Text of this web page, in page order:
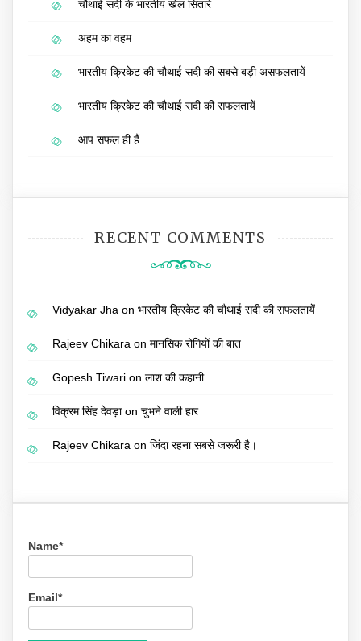
चौथाई सदी के भारतीय खेल सितारे
अहम का वहम
भारतीय क्रिकेट की चौथाई सदी की सबसे बड़ी असफलतायें
भारतीय क्रिकेट की चौथाई सदी की सफलतायें
आप सफल ही हैं
RECENT COMMENTS
Vidyakar Jha on भारतीय क्रिकेट की चौथाई सदी की सफलतायें
Rajeev Chikara on मानसिक रोगियों की बात
Gopesh Tiwari on लाश की कहानी
विक्रम सिंह देवड़ाon चुभने वाली हार
Rajeev Chikara on जिंदा रहना सबसे जरूरी है।
Name*
Email*